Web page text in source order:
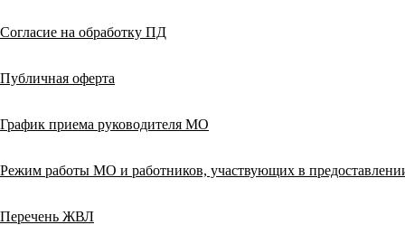
Согласие на обработку ПД
Публичная оферта
График приема руководителя МО
Режим работы МО и работников, участвующих в
Перечень ЖВЛ